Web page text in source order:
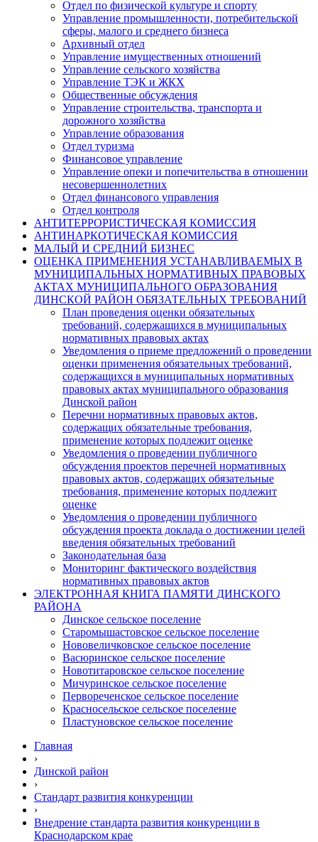
Отдел по физической культуре и спорту
Управление промышленности, потребительской
сферы, малого и среднего бизнеса
Архивный отдел
Управление имущественных отношений
Управление сельского хозяйства
Управление ТЭК и ЖКХ
Общественные обсуждения
Управление строительства, транспорта и
дорожного хозяйства
Управление образования
Отдел туризма
Финансовое управление
Управление опеки и попечительства в отношении
несовершеннолетних
Отдел финансового управления
Отдел контроля
АНТИТЕРРОРИСТИЧЕСКАЯ КОМИССИЯ
АНТИНАРКОТИЧЕСКАЯ КОМИССИЯ
МАЛЫЙ И СРЕДНИЙ БИЗНЕС
ОЦЕНКА ПРИМЕНЕНИЯ УСТАНАВЛИВАЕМЫХ В
МУНИЦИПАЛЬНЫХ НОРМАТИВНЫХ ПРАВОВЫХ
АКТАХ МУНИЦИПАЛЬНОГО ОБРАЗОВАНИЯ
ДИНСКОЙ РАЙОН ОБЯЗАТЕЛЬНЫХ ТРЕБОВАНИЙ
План проведения оценки обязательных
требований, содержащихся в муниципальных
нормативных правовых актах
Уведомления о приеме предложений о проведении
оценки применения обязательных требований,
содержащихся в муниципальных нормативных
правовых актах муниципального образования
Динской район
Перечни нормативных правовых актов,
содержащих обязательные требования,
применение которых подлежит оценке
Уведомления о проведении публичного
обсуждения проектов перечней нормативных
правовых актов, содержащих обязательные
требования, применение которых подлежит
оценке
Уведомления о проведении публичного
обсуждения проекта доклада о достижении целей
введения обязательных требований
Законодательная база
Мониторинг фактического воздействия
нормативных правовых актов
ЭЛЕКТРОННАЯ КНИГА ПАМЯТИ ДИНСКОГО
РАЙОНА
Динское сельское поселение
Старомышастовское сельское поселение
Нововеличковское сельское поселение
Васюринское сельское поселение
Новотитаровское сельское поселение
Мичуринское сельское поселение
Первореченское сельское поселение
Красносельское сельское поселение
Пластуновское сельское поселение
Главная
›
Динской район
›
Стандарт развития конкуренции
›
Внедрение стандарта развития конкуренции в
Краснодарском крае